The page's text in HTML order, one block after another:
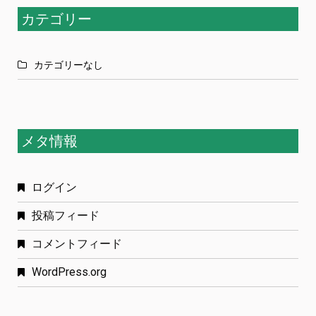
カテゴリー
カテゴリーなし
メタ情報
ログイン
投稿フィード
コメントフィード
WordPress.org